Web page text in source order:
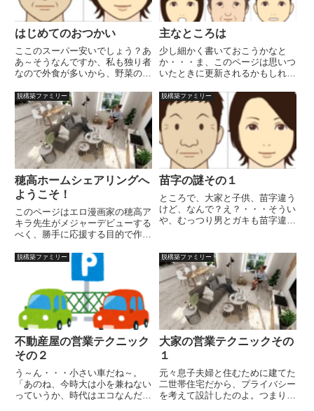
はじめてのおつかい
ここのスーパー安いでしょう？あ
あ～そうなんですか、私も独り者
なので外食が多いから、野菜の値
たのではないのですか？居酒屋で
バイトしてただけですよ～。ま
あ、殆どなんでも作れますけど
ね、実家は中華料理屋ですしあ
あ！そ...
主なところは
少し細かく書いておこうかなと
か・・・ま、このページは思いつ
いたときに更新されるかもしれま
歳 Ａ型 独身 エロ漫画家葉山
彰子58歳 Ｂ型 夫と死別 現
在独身 オプレーシブグレイン・
ＳＯＨＯアベニューの大家 穂高
ウ...
脱構築ファミリー
穂高ホームシェアリングへ
ようこそ！
このページはエロ漫画家の穂高ア
キラ先生がメジャーデビューする
べく、勝手に応援する目的で作ら
す。勝手にマンガ化しないよう
に！（誰もしないか・・・）基本
コンセプトは、ま、よくある下宿
モノみたいなイメージでしょう
か。現...
脱構築ファミリー
苗字の謎その１
ところで、大家と子供、苗字違う
けど、なんで？え？・・・そうい
や、むっつり男とガキも苗字違っ
ったこっちゃないっていうか、関
係ないし・・・・知ってんの？い
いえじゃあ、なんで間が空くわ
け...
脱構築ファミリー
不動産屋の営業テクニック
その２
う～ん・・・小さい車だね～。
「あのね、今時大は小を兼ねない
っていうか、時代はエコなんだ
脱構築ファミリー
大家の営業テクニックその
１
元々息子夫婦と住むために建てた
二世帯住宅だから、プライバシー
を考えて設計したのよ。つまり、